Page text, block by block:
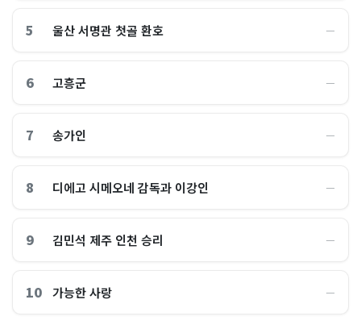
5 울산 서명관 첫골 환호 ―
6 고흥군 ―
7 송가인 ―
8 디에고 시메오네 감독과 이강인 ―
9 김민석 제주 인천 승리 ―
10 가능한 사랑 ―